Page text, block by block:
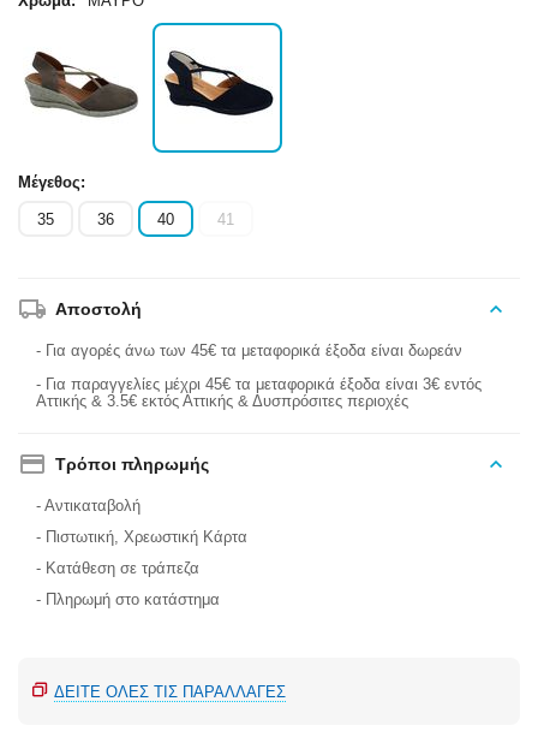
Μέγεθος:
35 36 40 41
Αποστολή
- Για αγορές άνω των 45€ τα μεταφορικά έξοδα είναι δωρεάν
- Για παραγγελίες μέχρι 45€ τα μεταφορικά έξοδα είναι 3€ εντός
Αττικής & 3.5€ εκτός Αττικής & Δυσπρόσιτες περιοχές
Τρόποι πληρωμής
- Αντικαταβολή
- Πιστωτική, Χρεωστική Κάρτα
- Κατάθεση σε τράπεζα
- Πληρωμή στο κατάστημα
ΔΕΊΤΕ ΌΛΕΣ ΤΙΣ ΠΑΡΑΛΛΑΓΈΣ